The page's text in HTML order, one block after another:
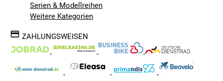
Serien & Modellreihen
Weitere Kategorien
ZAHLUNGSWEISEN